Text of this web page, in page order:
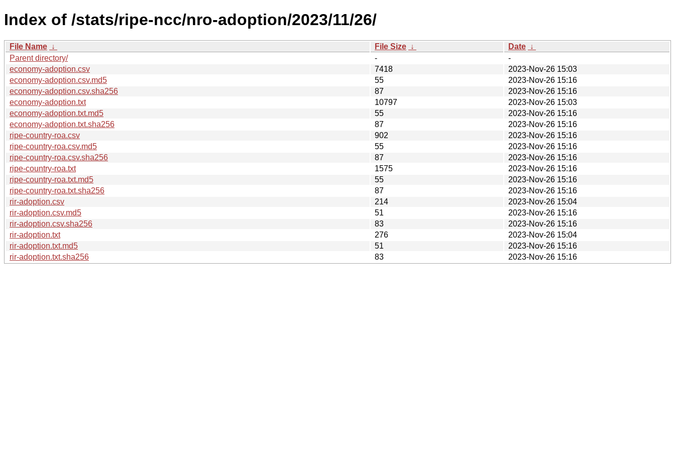
Index of /stats/ripe-ncc/nro-adoption/2023/11/26/
File Name ↓ File Size ↓ Date ↓
Parent directory/
-
-
economy-adoption.csv
7418
2023-Nov-26 15:03
economy-adoption.csv.md5
55
2023-Nov-26 15:16
economy-adoption.csv.sha256
87
2023-Nov-26 15:16
economy-adoption.txt
10797
2023-Nov-26 15:03
economy-adoption.txt.md5
55
2023-Nov-26 15:16
economy-adoption.txt.sha256
87
2023-Nov-26 15:16
ripe-country-roa.csv
902
2023-Nov-26 15:16
ripe-country-roa.csv.md5
55
2023-Nov-26 15:16
ripe-country-roa.csv.sha256
87
2023-Nov-26 15:16
ripe-country-roa.txt
1575
2023-Nov-26 15:16
ripe-country-roa.txt.md5
55
2023-Nov-26 15:16
ripe-country-roa.txt.sha256
87
2023-Nov-26 15:16
rir-adoption.csv
214
2023-Nov-26 15:04
rir-adoption.csv.md5
51
2023-Nov-26 15:16
rir-adoption.csv.sha256
83
2023-Nov-26 15:16
rir-adoption.txt
276
2023-Nov-26 15:04
rir-adoption.txt.md5
51
2023-Nov-26 15:16
rir-adoption.txt.sha256
83 2023-Nov-26 15:16